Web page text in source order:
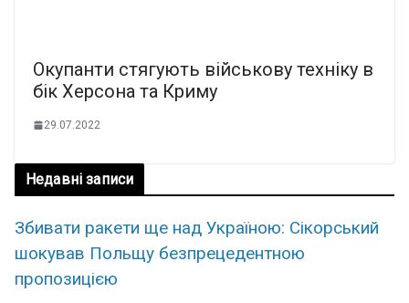
Окупанти стягують військову техніку в
бік Херсона та Криму
29.07.2022
Недавні записи
Збивати ракети ще над Україною: Сікорський
шокував Польщу безпрецедентною
пропозицією